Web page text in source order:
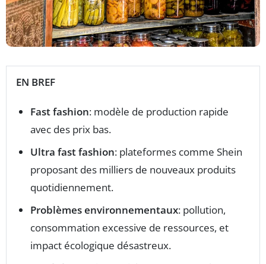
EN BREF
Fast fashion: modèle de production rapide
avec des prix bas.
Ultra fast fashion: plateformes comme Shein
proposant des milliers de nouveaux produits
quotidiennement.
Problèmes environnementaux: pollution,
consommation excessive de ressources, et
impact écologique désastreux.